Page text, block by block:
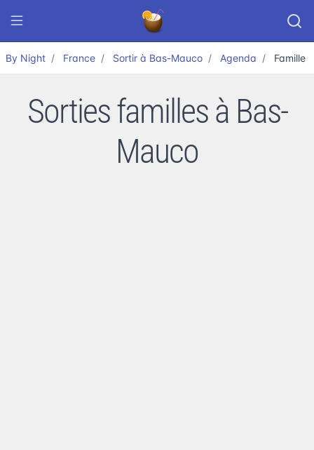
By Night France Sortir à Bas-Mauco Agenda Famille
Sorties familles à Bas-
Mauco